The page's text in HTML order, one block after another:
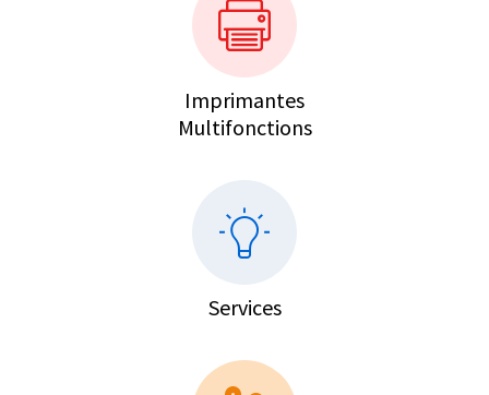
Imprimantes
Multifonctions
Services